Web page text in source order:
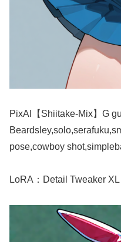
PixAI【Shiitake-Mix】G
pose,cowboy
LoRA：Detail Tweaker XL